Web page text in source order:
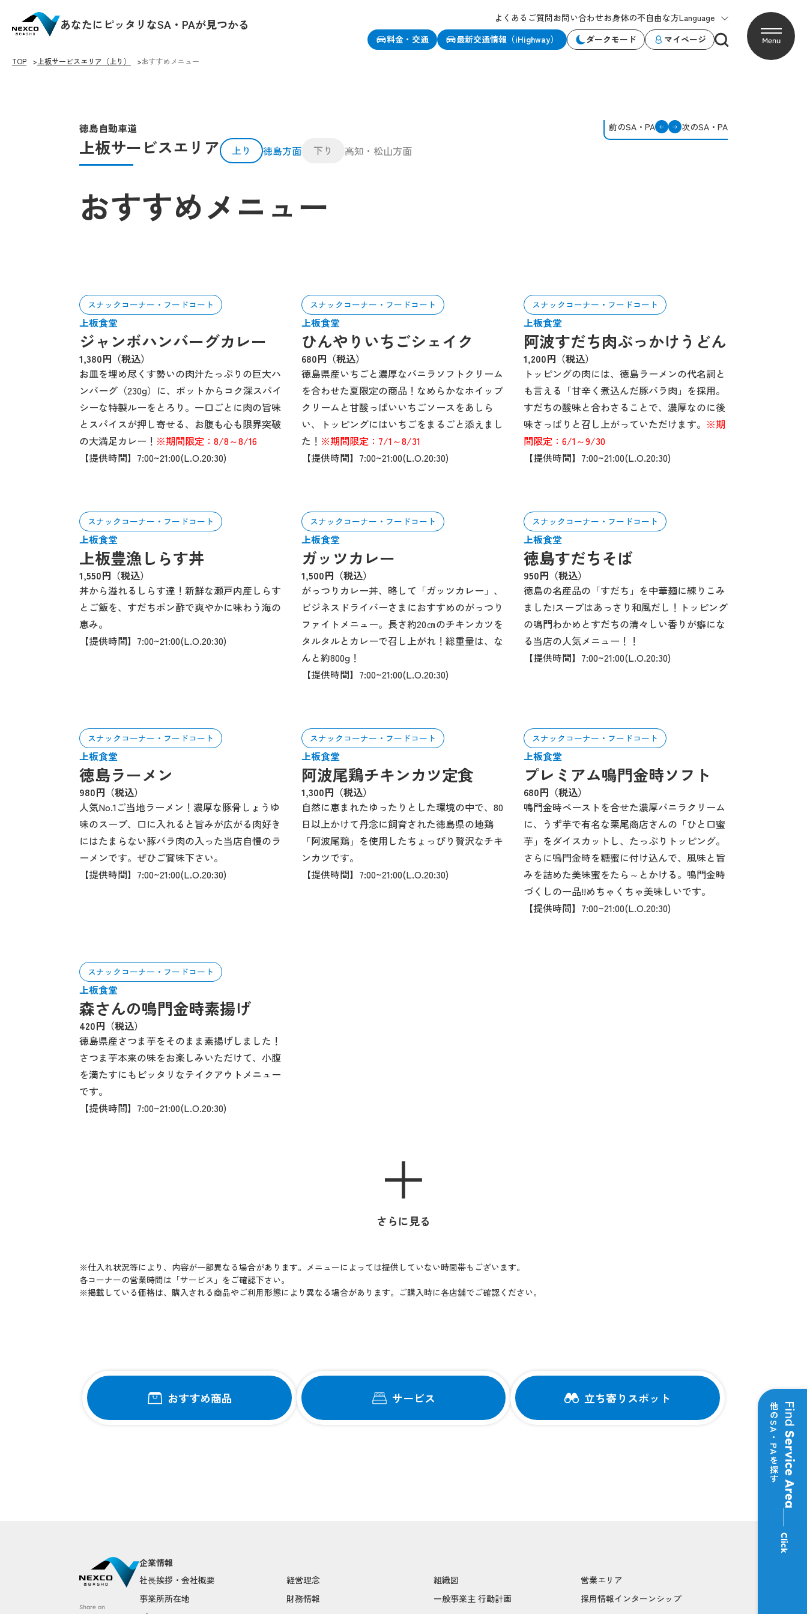
あなたにピッタリなSA・PAが見つかる よくあるご質問お問い合わせお身体の不自由な方Language
料金・交通
最新交通情報（iHighway） ダークモード マイページ Menu
他のSA・PAを探す Find
Service Area
Click
TOP 上板サービスエリア（上り） おすすめメニュー
徳島自動車道
上板サービスエリア 上り 徳島方面 下り 高知・松山方面
おすすめメニュー
前のSA・PA 次のSA・PA
スナックコーナー・フードコート
上板食堂
ジャンボハンバーグカレー
1,380円（税込）
お皿を埋め尽くす勢いの肉汁たっぷりの巨大ハ
ンバーグ（230g）に、ポットからコク深スパイ
シーな特製ルーをとろり。一口ごとに肉の旨味
とスパイスが押し寄せる、お腹も心も限界突破
の大満足カレー！ ※期間限定：8/8～8/16
【提供時間】7:00~21:00(L.O.20:30)
スナックコーナー・フードコート
上板食堂
ひんやりいちごシェイク
680円（税込）
徳島県産いちごと濃厚なバニラソフトクリーム
を合わせた夏限定の商品！なめらかなホイップ
クリームと甘酸っぱいいちごソースをあしら
い、トッピングにはいちごをまるごと添えまし
た！ ※期間限定：7/1～8/31
【提供時間】7:00~21:00(L.O.20:30)
スナックコーナー・フードコート
上板食堂
阿波すだち肉ぶっかけうどん
1,200円（税込）
トッピングの肉には、徳島ラーメンの代名詞と
も言える「甘辛く煮込んだ豚バラ肉」を採用。
すだちの酸味と合わさることで、濃厚なのに後
味さっぱりと召し上がっていただけます。 ※期
間限定：6/1～9/30
【提供時間】7:00~21:00(L.O.20:30)
スナックコーナー・フードコート
上板食堂
上板豊漁しらす丼
1,550円（税込）
丼から溢れるしらす達！新鮮な瀬戸内産しらす
とご飯を、すだちポン酢で爽やかに味わう海の
恵み。
【提供時間】7:00~21:00(L.O.20:30)
スナックコーナー・フードコート
上板食堂
ガッツカレー
1,500円（税込）
がっつりカレー丼、略して「ガッツカレー」、
ビジネスドライバーさまにおすすめのがっつり
ファイトメニュー。長さ約20㎝のチキンカツを
タルタルとカレーで召し上がれ！総重量は、な
んと約800g！
【提供時間】7:00~21:00(L.O.20:30)
スナックコーナー・フードコート
上板食堂
徳島すだちそば
950円（税込）
徳島の名産品の「すだち」を中華麺に練りこみ
ました!スープはあっさり和風だし！トッピング
の鳴門わかめとすだちの清々しい香りが癖にな
る当店の人気メニュー！！
【提供時間】7:00~21:00(L.O.20:30)
スナックコーナー・フードコート
上板食堂
徳島ラーメン
980円（税込）
人気No.1ご当地ラーメン！濃厚な豚骨しょうゆ
味のスープ、口に入れると旨みが広がる肉好き
にはたまらない豚バラ肉の入った当店自慢のラ
ーメンです。ぜひご賞味下さい。
【提供時間】7:00~21:00(L.O.20:30)
スナックコーナー・フードコート
上板食堂
阿波尾鶏チキンカツ定食
1,300円（税込）
自然に恵まれたゆったりとした環境の中で、80
日以上かけて丹念に飼育された徳島県の地鶏
「阿波尾鶏」を使用したちょっぴり贅沢なチキ
ンカツです。
【提供時間】7:00~21:00(L.O.20:30)
スナックコーナー・フードコート
上板食堂
プレミアム鳴門金時ソフト
680円（税込）
鳴門金時ペーストを合せた濃厚バニラクリーム
に、うず芋で有名な栗尾商店さんの「ひと口蜜
芋」をダイスカットし、たっぷりトッピング。
さらに鳴門金時を糖蜜に付け込んで、風味と旨
みを詰めた美味蜜をたら～とかける。鳴門金時
づくしの一品!!めちゃくちゃ美味しいです。
【提供時間】7:00~21:00(L.O.20:30)
スナックコーナー・フードコート
上板食堂
森さんの鳴門金時素揚げ
420円（税込）
徳島県産さつま芋をそのまま素揚げしました！
さつま芋本来の味をお楽しみいただけて、小腹
を満たすにもピッタリなテイクアウトメニュー
です。
【提供時間】7:00~21:00(L.O.20:30)
さらに見る
※仕入れ状況等により、内容が一部異なる場合があります。メニューによっては提供していない時間帯もございます。
各コーナーの営業時間は「サービス」をご確認下さい。
※掲載している価格は、購入される商品やご利用形態により異なる場合があります。ご購入時に各店舗でご確認ください。
おすすめ商品 サービス 立ち寄りスポット
企業情報
社⻑挨拶・会社概要
経営理念 組織図
営業エリア
事業所所在地
財務情報 一般事業主 行動計画
採用情報インターンシップ
Share on